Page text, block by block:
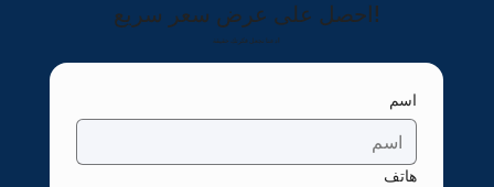
احصل على عرض سعر سريع!
اسم
هاتف